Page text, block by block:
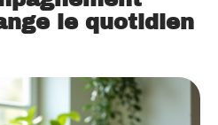
le quotidien